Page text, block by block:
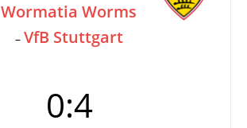
Wormatia Worms
– VfB Stuttgart
0:4